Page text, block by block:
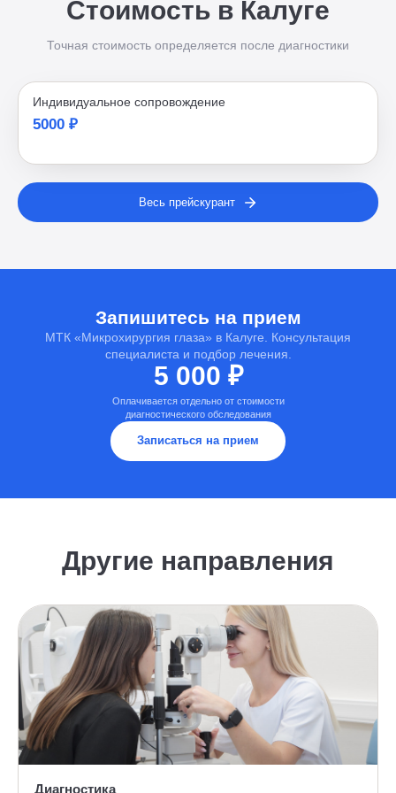
Стоимость в Калуге
Точная стоимость определяется после диагностики
Индивидуальное сопровождение
5000 ₽
Весь прейскурант
Запишитесь на прием
МТК «Микрохирургия глаза» в Калуге. Консультация
специалиста и подбор лечения.
5 000 ₽
Оплачивается отдельно от стоимости
диагностического обследования
Записаться на прием
Другие направления
Диагностика